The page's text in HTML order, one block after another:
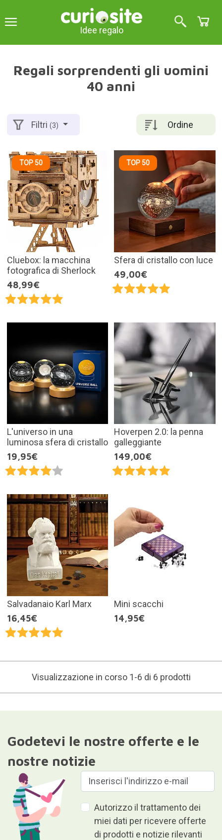
Idee regalo
Regali sorprendenti gli uomini
40 anni
Ordine
Filtri(3)
TOP 50
Cluebox: la macchina
fotografica di Sherlock
48,99€
TOP 50
Sfera di cristallo con luce
49,00€
L'universo in una
luminosa sfera di cristallo
19,95€
Hoverpen 2.0: la penna
galleggiante
149,00€
Salvadanaio Karl Marx
16,45€
Mini scacchi
14,95€
Visualizzazione in corso 1-6 di 6 prodotti
Godetevi le nostre offerte e le
nostre notizie
Autorizzo il trattamento dei
miei dati per ricevere offerte
di prodotti e notizie rilevanti